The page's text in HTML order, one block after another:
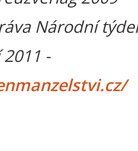
Národní
-